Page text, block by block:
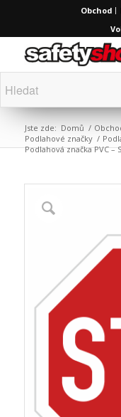
Obchod
Jste zde: Domů /
Podlahové značky /
Podlahová značka PVC –